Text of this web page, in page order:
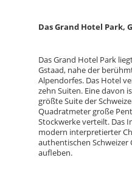
Das Grand Hotel Park,
Das Grand Hotel Park
Gstaad, nahe der
Alpendorfes. Das Hotel
zehn Suiten. Eine davon
größte Suite der
Quadratmeter große
Stockwerke verteilt. Das
modern interpretierter
authentischen Schweizer
aufleben.